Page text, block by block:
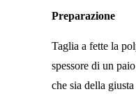
Preparazione
Taglia a fette la
spessore di un
che sia della